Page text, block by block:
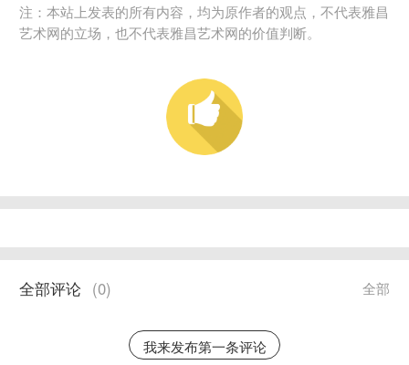
注：本站上发表的所有内容，均为原作者的观点，不代表雅昌
艺术网的立场，也不代表雅昌艺术网的价值判断。
全部
全部评论 (0)
我来发布第一条评论